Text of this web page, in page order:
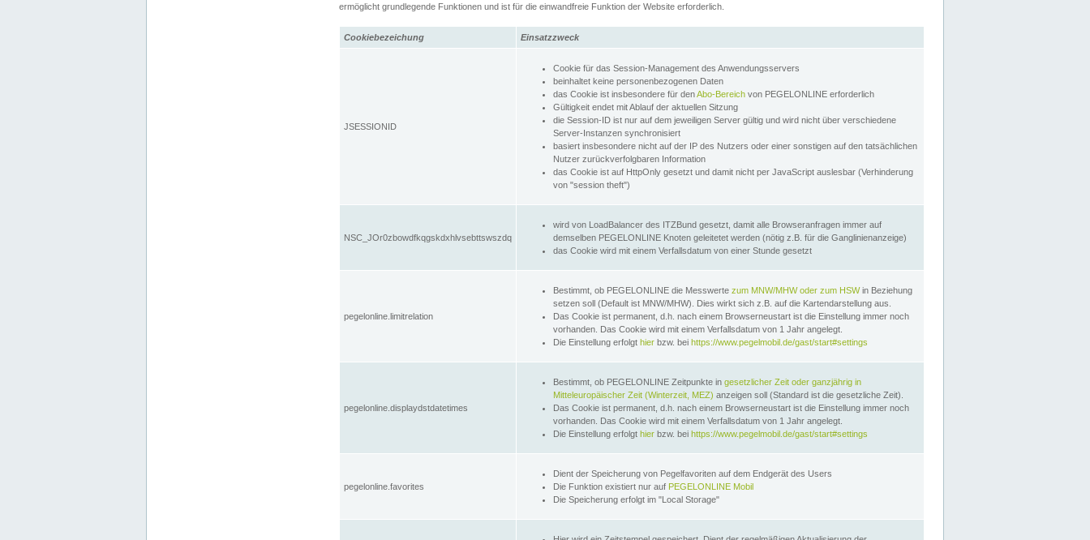
ermöglicht grundlegende Funktionen und ist für die einwandfreie Funktion der Website erforderlich.
Cookiebezeichung Einsatzzweck
JSESSIONID
Cookie für das Session-Management des Anwendungsservers
beinhaltet keine personenbezogenen Daten
das Cookie ist insbesondere für denAbo-Bereich von PEGELONLINE erforderlich
Gültigkeit endet mit Ablauf der aktuellen Sitzung
die Session-ID ist nur auf dem jeweiligen Server gültig und wird nicht über verschiedene
Server-Instanzen synchronisiert
basiert insbesondere nicht auf der IP des Nutzers oder einer sonstigen auf den tatsächlichen
Nutzer zurückverfolgbaren Information
das Cookie ist auf HttpOnly gesetzt und damit nicht per JavaScript auslesbar (Verhinderung
von "session theft")
NSC_JOr0zbowdfkqgskdxhlvsebttswszdq
wird von LoadBalancer des ITZBund gesetzt, damit alle Browseranfragen immer auf
demselben PEGELONLINE Knoten geleitetet werden (nötig z.B. für die Ganglinienanzeige)
das Cookie wird mit einem Verfallsdatum von einer Stunde gesetzt
pegelonline.limitrelation
Bestimmt, ob PEGELONLINE die Messwerte zum MNW/MHW oder zum HSWin Beziehung
setzen soll (Default ist MNW/MHW). Dies wirkt sich z.B. auf die Kartendarstellung aus.
Das Cookie ist permanent, d.h. nach einem Browserneustart ist die Einstellung immer noch
vorhanden. Das Cookie wird mit einem Verfallsdatum von 1 Jahr angelegt.
Die Einstellung erfolgt hier bzw. bei https://www.pegelmobil.de/gast/start#settings
pegelonline.displaydstdatetimes
Bestimmt, ob PEGELONLINE Zeitpunkte in gesetzlicher Zeit oder ganzjährig in
Mitteleuropäischer Zeit (Winterzeit, MEZ) anzeigen soll (Standard ist die gesetzliche Zeit).
Das Cookie ist permanent, d.h. nach einem Browserneustart ist die Einstellung immer noch
vorhanden. Das Cookie wird mit einem Verfallsdatum von 1 Jahr angelegt.
Die Einstellung erfolgt hier bzw. bei https://www.pegelmobil.de/gast/start#settings
pegelonline.favorites
Dient der Speicherung von Pegelfavoriten auf dem Endgerät des Users
Die Funktion existiert nur auf PEGELONLINE Mobil
Die Speicherung erfolgt im "Local Storage"